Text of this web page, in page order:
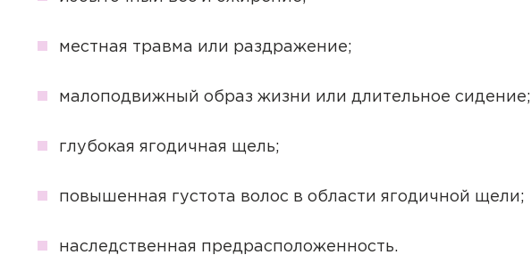
местная травма или раздражение;
малоподвижный образ жизни или длительное сидение;
глубокая ягодичная щель;
повышенная густота волос в области ягодичной щели;
наследственная предрасположенность.